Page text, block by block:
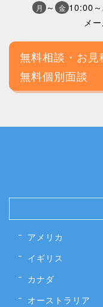
月 ～ 金 10:00
メ
無料相談・お見
無料個別面談
アメリカ
イギリス
カナダ
オーストラリア